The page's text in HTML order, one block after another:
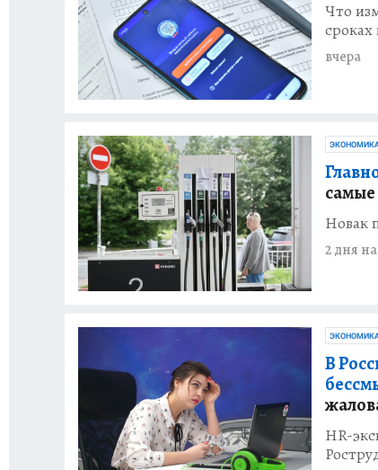
Что
вчера
Новак
2 дня
В
HR-